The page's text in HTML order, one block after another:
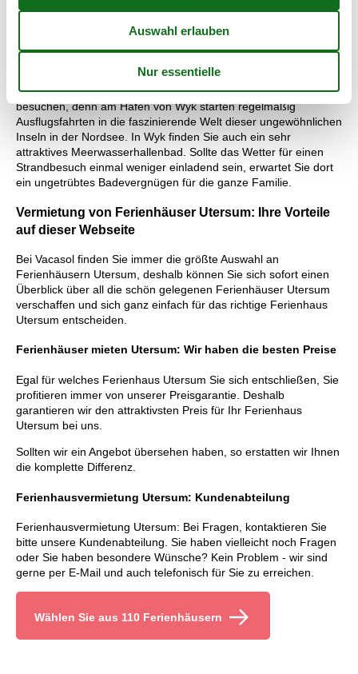
ein Bummel über den Sandwall. Diese Promenade gilt als eine
der schönsten Flaniermeilen in Deutschland.
Von dort haben Sie einen großartigen Blick die weit draußen
liegenden Halligen. Sie können diese winzigen Inseln auch
besuchen, denn am Hafen von Wyk starten regelmäßig
Ausflugsfahrten in die faszinierende Welt dieser ungewöhnlichen
Inseln in der Nordsee. In Wyk finden Sie auch ein sehr
attraktives Meerwasserhallenbad. Sollte das Wetter für einen
Strandbesuch einmal weniger einladend sein, erwartet Sie dort
ein ungetrübtes Badevergnügen für die ganze Familie.
Vermietung von Ferienhäuser Utersum: Ihre Vorteile
auf dieser Webseite
Bei Vacasol finden Sie immer die größte Auswahl an
Ferienhäusern Utersum, deshalb können Sie sich sofort einen
Überblick über all die schön gelegenen Ferienhäuser Utersum
verschaffen und sich ganz einfach für das richtige Ferienhaus
Utersum entscheiden.
Ferienhäuser mieten Utersum: Wir haben die besten Preise
Egal für welches Ferienhaus Utersum Sie sich entschließen, Sie
profitieren immer von unserer Preisgarantie. Deshalb
garantieren wir den attraktivsten Preis für Ihr Ferienhaus
Utersum bei uns.
Sollten wir ein Angebot übersehen haben, so erstatten wir Ihnen
die komplette Differenz.
Ferienhausvermietung Utersum: Kundenabteilung
Ferienhausvermietung Utersum: Bei Fragen, kontaktieren Sie
bitte unsere Kundenabteilung. Sie haben vielleicht noch Fragen
oder Sie haben besondere Wünsche? Kein Problem - wir sind
gerne per E-Mail und auch telefonisch für Sie zu erreichen.
Wählen Sie aus 110 Ferienhäusern